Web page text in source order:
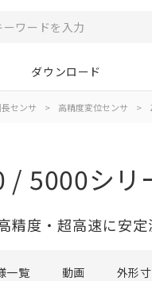
ダウンロード
センサ > 高精度変位センサ >
/ 5000シリ
精度・超高速に安定
一覧 動画 外形